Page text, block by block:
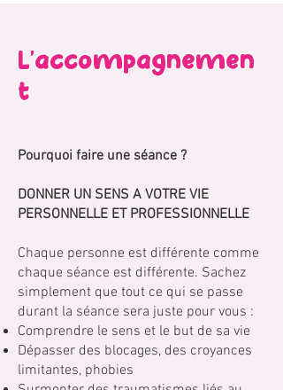
L'accompagnemen
t
Pourquoi faire une séance ?
DONNER UN SENS A VOTRE VIE
PERSONNELLE ET PROFESSIONNELLE
Chaque personne est différente comme
chaque séance est différente. Sachez
simplement que tout ce qui se passe
durant la séance sera juste pour vous :
Comprendre le sens et le but de sa vie
Dépasser des blocages, des croyances
limitantes, phobies